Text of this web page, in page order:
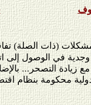
(ذات
في الوصول إلى
مع زيادة التصحر...
محكومة بنظام